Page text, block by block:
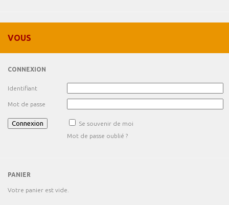
VOUS
CONNEXION
Identifiant
Mot de passe
Se souvenir de moi
Mot de passe oublié ?
PANIER
Votre panier est vide.